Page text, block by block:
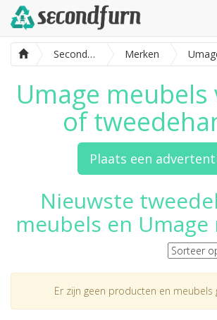
SecondFurn Merken
Umage meubels
of
Plaats een
Nieuwste
meubels en Umage
Er zijn geen producten en meubels